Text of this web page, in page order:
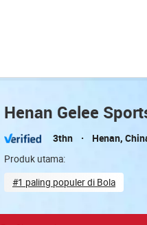
Henan Gelee
3thn Henan,
Produk utama:
#1 paling populer di Bola